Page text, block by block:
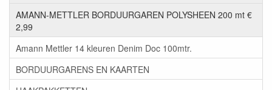
AMANN-METTLER BORDUURGAREN POLYSHEEN 200 mt €
2,99
Amann Mettler 14 kleuren Denim Doc 100mtr.
BORDUURGARENS EN KAARTEN